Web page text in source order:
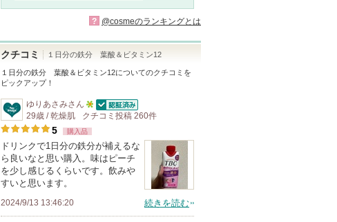
? @cosmeのランキングとは
クチコミ １日分の鉄分 葉酸＆ビタミン12
１日分の鉄分 葉酸＆ビタミン12についてのクチコミを
ピックアップ！
ゆりあさみさん
5
人
以
上
ン
認証済
29歳 / 乾燥肌 クチコミ投稿 260件
5 購入品
ドリンクで1日分の鉄分が補えるな
ら良いなと思い購入。味はピーチ
を少し感じるくらいです。飲みや
すいと思います。
2024/9/13 13:46:20 続きを読む